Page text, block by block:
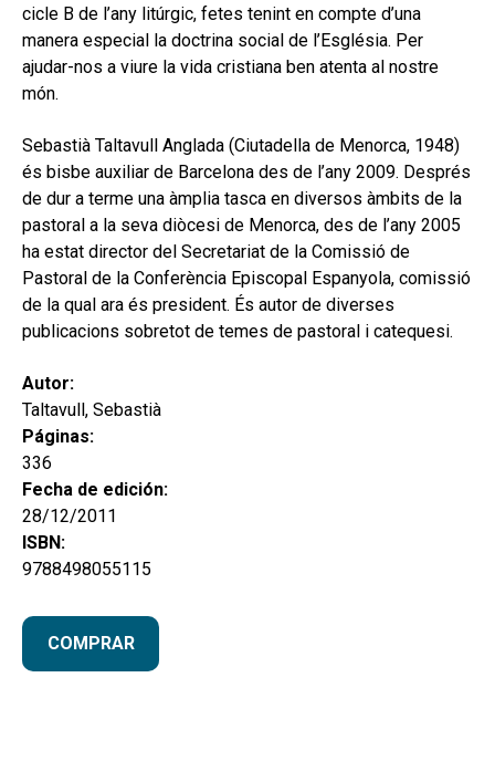
cicle B de l’any litúrgic, fetes tenint en compte d’una
manera especial la doctrina social de l’Església. Per
ajudar-nos a viure la vida cristiana ben atenta al nostre
món.
Sebastià Taltavull Anglada (Ciutadella de Menorca, 1948)
és bisbe auxiliar de Barcelona des de l’any 2009. Després
de dur a terme una àmplia tasca en diversos àmbits de la
pastoral a la seva diòcesi de Menorca, des de l’any 2005
ha estat director del Secretariat de la Comissió de
Pastoral de la Conferència Episcopal Espanyola, comissió
de la qual ara és president. És autor de diverses
publicacions sobretot de temes de pastoral i catequesi.
Autor:
Taltavull, Sebastià
Páginas:
336
Fecha de edición:
28/12/2011
ISBN:
9788498055115
COMPRAR